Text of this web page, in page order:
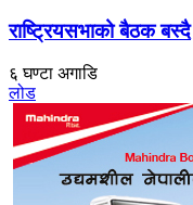
राष्ट्रियसभाको बैठक बस्दै
६ घण्टा अगाडि
लोड